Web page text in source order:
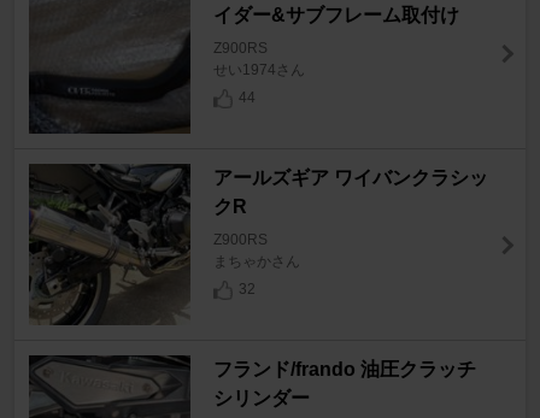
イダー&サブフレーム取付け
Z900RS
せい1974さん
44
アールズギア ワイバンクラシッ
クR
Z900RS
まちゃかさん
32
フランド/frando 油圧クラッチ
シリンダー